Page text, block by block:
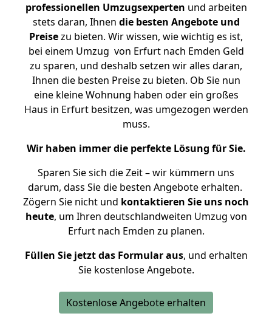
professionellen Umzugsexperten und arbeiten
stets daran, Ihnen die besten Angebote und
Preisezu bieten. Wir wissen, wie wichtig es ist,
bei einem Umzug von Erfurt nach Emden Geld
zu sparen, und deshalb setzen wir alles daran,
Ihnen die besten Preise zu bieten. Ob Sie nun
eine kleine Wohnung haben oder ein großes
Haus in Erfurt besitzen, was umgezogen werden
muss.
Wir haben immer die perfekte Lösung für Sie.
Sparen Sie sich die Zeit – wir kümmern uns
darum, dass Sie die besten Angebote erhalten.
Zögern Sie nicht und kontaktieren Sie uns noch
heute, um Ihren deutschlandweiten Umzug von
Erfurt nach Emden zu planen.
Füllen Sie jetzt das Formular aus, und erhalten
Sie kostenlose Angebote.
Kostenlose Angebote erhalten